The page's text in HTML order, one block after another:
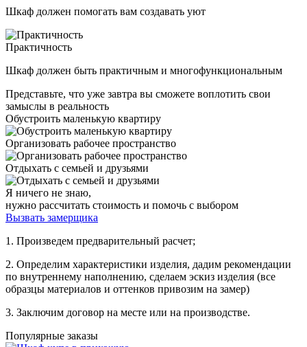
Шкаф должен помогать вам создавать уют
Практичность
Шкаф должен быть практичным и многофункциональным
Представьте, что уже завтра вы сможете воплотить свои
замыслы в реальность
Обустроить маленькую квартиру
Организовать рабочее пространство
Отдыхать с семьей и друзьями
Я ничего не знаю,
нужно рассчитать стоимость и помочь с выбором
Вызвать замерщика
1. Произведем предварительный расчет;
2. Определим характеристики изделия, дадим рекомендации
по внутреннему наполнению, сделаем эскиз изделия (все
образцы материалов и оттенков привозим на замер)
3. Заключим договор на месте или на производстве.
Популярные заказы